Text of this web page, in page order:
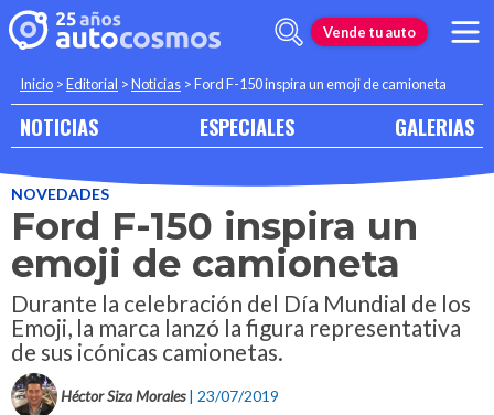
Vende tu auto
Inicio >Editorial >Noticias >Ford F-150 inspira un emoji de camioneta
NOTICIAS ESPECIALES GALERIAS
NOVEDADES
Ford F-150 inspira un
emoji de camioneta
Durante la celebración del Día Mundial de los
Emoji, la marca lanzó la figura representativa
de sus icónicas camionetas.
Héctor Siza Morales | 23/07/2019